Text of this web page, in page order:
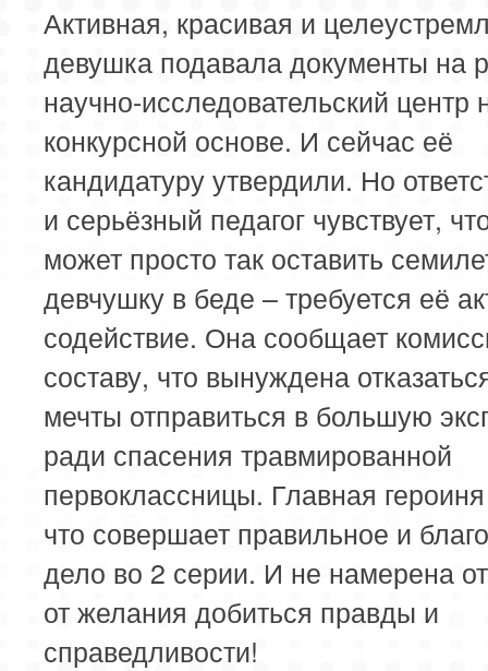
Активная, красивая и
девушка подавала документы на
научно-исследовательский центр
конкурсной основе. И сейчас её
кандидатуру утвердили. Но
и серьёзный педагог чувствует,
может просто так оставить
девчушку в беде – требуется её
содействие. Она сообщает
составу, что вынуждена
мечты отправиться в большую
ради спасения травмированной
первоклассницы. Главная
что совершает правильное и
дело во 2 серии. И не намерена
от желания добиться правды и
справедливости!